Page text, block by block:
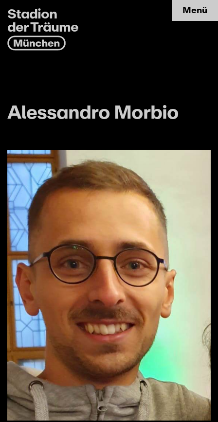
Stadion
der Träume
Menü
Alessandro Morbio